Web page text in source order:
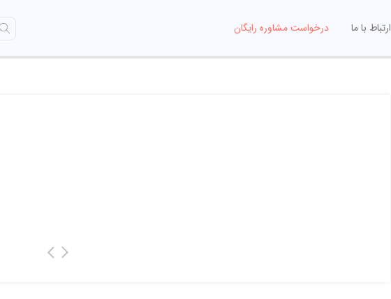
ارتباط با ما درخواست مشاوره رایگان